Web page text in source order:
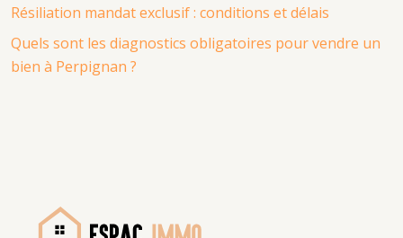
Résiliation mandat exclusif : conditions et délais
Quels sont les diagnostics obligatoires pour vendre un
bien à Perpignan ?